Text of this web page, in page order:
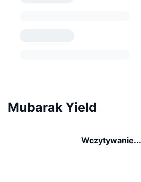
Mubarak Yield
Wczytywanie...